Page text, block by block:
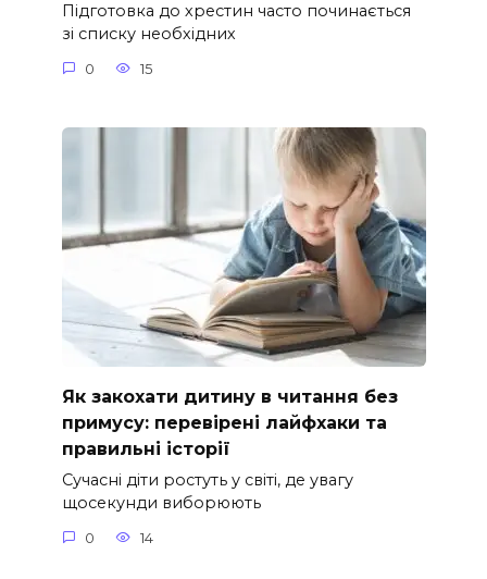
Підготовка до хрестин часто починається
зі списку необхідних
0 15
Як закохати дитину в читання без
примусу: перевірені лайфхаки та
правильні історії
Сучасні діти ростуть у світі, де увагу
щосекунди виборюють
0 14